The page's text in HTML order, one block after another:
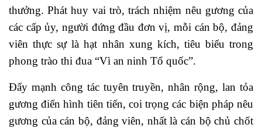
thưởng. Phát huy vai trò, trách nhiệm nêu gương của
các cấp ủy, người đứng đầu đơn vị, mỗi cán bộ, đảng
viên thực sự là hạt nhân xung kích, tiêu biểu trong
phong trào thi đua “Vì an ninh Tổ quốc”.
Đẩy mạnh công tác tuyên truyền, nhân rộng, lan tỏa
gương điển hình tiên tiến, coi trọng các biện pháp nêu
gương của cán bộ, đảng viên, nhất là cán bộ chủ chốt